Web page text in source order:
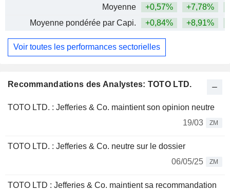
Recommandations des Analystes: TOTO LTD.
TOTO LTD. : Jefferies & Co. maintient son opinion neutre
19/03
ZM
TOTO LTD. : Jefferies & Co. neutre sur le dossier
06/05/25
ZM
TOTO LTD : Jefferies & Co. maintient sa recommandation
Moyenne
+0,57% +7,78%
Moyenne pondérée par Capi.
+0,84% +8,91%
Voir toutes les performances sectorielles